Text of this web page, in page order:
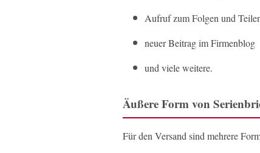
Aufruf zum Folgen und
neuer Beitrag im Firmenblog
und viele weitere.
Äußere Form von
Für den Versand sind mehrere